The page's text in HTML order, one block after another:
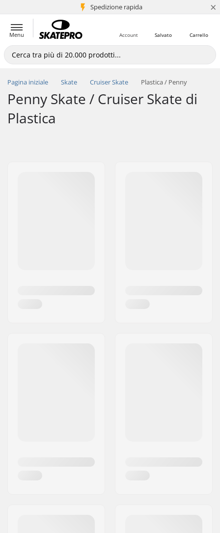
Spedizione rapida
+5 mln di clienti ×
Menu Carrello
Salvato
Account
Pagina iniziale Skate Cruiser Skate Plastica / Penny
Penny Skate / Cruiser Skate di
Plastica